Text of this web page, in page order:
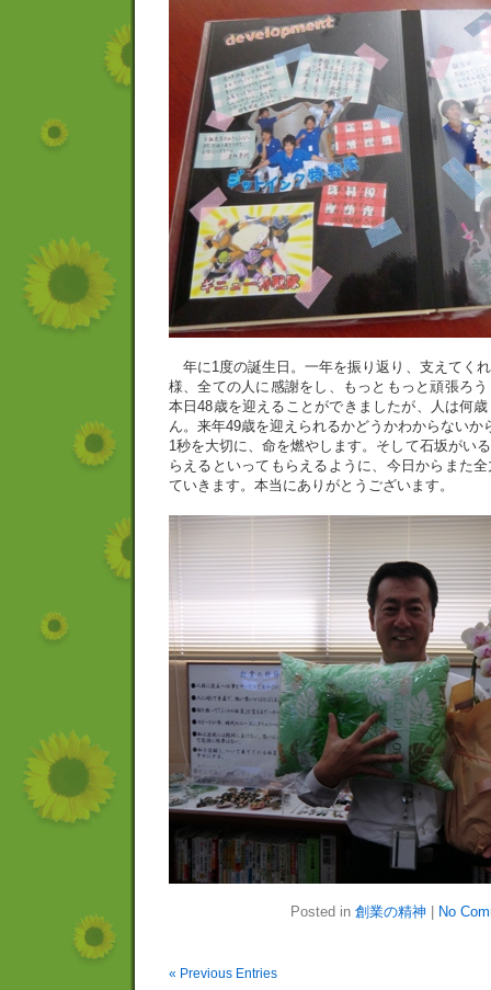
年に1度の誕生日。一年を振り返り、支えてく
様、全ての人に感謝をし、もっともっと頑張ろ
本日48歳を迎えることができましたが、人は何
ん。来年49歳を迎えられるかどうかわからないか
1秒を大切に、命を燃やします。そして石坂がい
らえるといってもらえるように、今日からまた
ていきます。本当にありがとうございます。
Posted in 創業の精神| No
« Previous Entries